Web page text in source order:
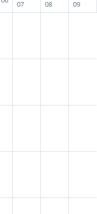
07
08
09